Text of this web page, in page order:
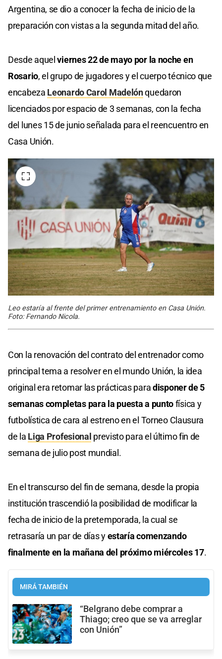
Argentina, se dio a conocer la fecha de inicio de la
preparación con vistas a la segunda mitad del año.
Desde aquelviernes 22 de mayo por la noche en
Rosario, el grupo de jugadores y el cuerpo técnico que
encabeza Leonardo Carol Madelónquedaron
licenciados por espacio de 3 semanas, con la fecha
del lunes 15 de junio señalada para el reencuentro en
Casa Unión.
Leo estaría al frente del primer entrenamiento en Casa Unión.
Foto: Fernando Nicola.
Con la renovación del contrato del entrenador como
principal tema a resolver en el mundo Unión, la idea
original era retomar las prácticas paradisponer de 5
semanas completas para la puesta a puntofísica y
futbolística de cara al estreno en el Torneo Clausura
de la Liga Profesional previsto para el último fin de
semana de julio post mundial.
En el transcurso del fin de semana, desde la propia
institución trascendió la posibilidad de modificar la
fecha de inicio de la pretemporada, la cual se
retrasaría un par de días yestaría comenzando
finalmente en la mañana del próximo miércoles 17.
MIRÁ TAMBIÉN
“Belgrano debe comprar a
Thiago; creo que se va arreglar
con Unión”